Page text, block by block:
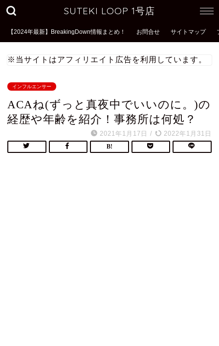
SUTEKI LOOP 1号店
【2024年最新】BreakingDown情報まとめ！ お問合せ サイトマップ
※当サイトはアフィリエイト広告を利用しています。
インフルエンサー
ACAね(ずっと真夜中でいいのに。)の
経歴や年齢を紹介！事務所は何処？
2021年1月17日 / 2022年1月31日